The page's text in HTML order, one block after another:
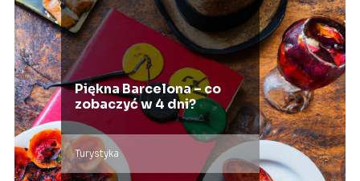
Piękna Barcelona – co
zobaczyć w 4 dni?
Turystyka